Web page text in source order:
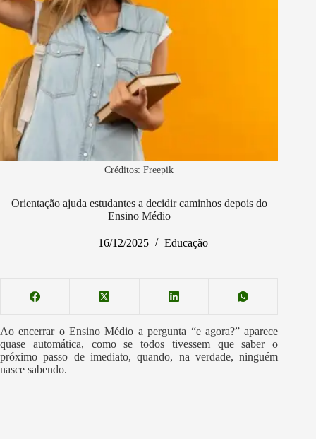
Créditos: Freepik
Orientação ajuda estudantes a decidir caminhos depois do
Ensino Médio
16/12/2025 Educação
Ao encerrar o Ensino Médio a pergunta “e agora?” aparece
quase automática, como se todos tivessem que saber o
próximo passo de imediato, quando, na verdade, ninguém
nasce sabendo.